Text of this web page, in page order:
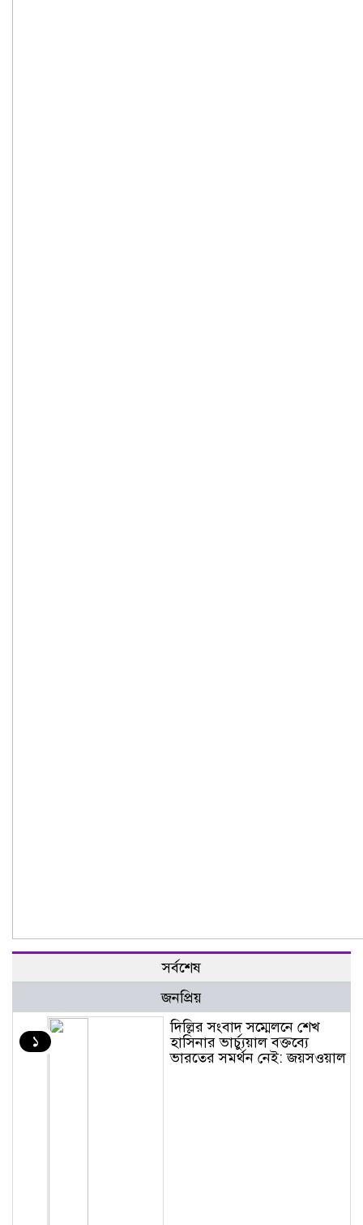
সর্বশেষ
জনপ্রিয়
১
দিল্লির সংবাদ সম্মেলনে শেখ
হাসিনার ভার্চ্যুয়াল বক্তব্যে
ভারতের সমর্থন নেই: জয়সওয়াল